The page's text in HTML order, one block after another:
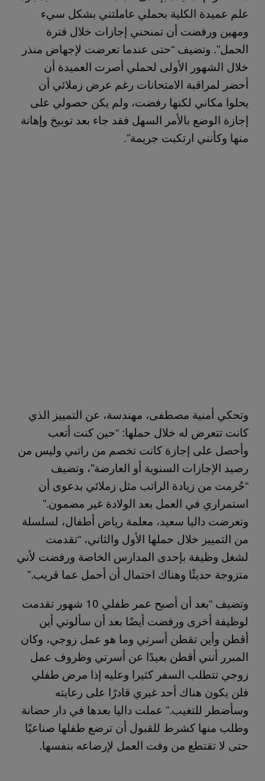
علم عميدة الكلية بحملي عاملتني بشكل سيء
ومهين ورفضت أن تمنحني إجازات خلال فترة
الحمل”. وتضيف “حتى عندما تعرضت لإجهاض منذر
خلال الشهور الأولى لحملي أصرت العميدة أن
أحضر لمراقبة الامتحانات رغم عرض زملائي أن
يحلوا مكاني لكنها رفضت، ولم يكن حصولي على
إجازة الوضع بالأمر السهل فقد جاء بعد توبيخ وإهانة
منها وكأنني ارتكبت جريمة”.
وتحكي أمنية مصطفى، مهندسة، عن التمييز الذي
كانت تتعرض له خلال حملها: “حين كنت أتعب
وأحصل على إجازة كانت تخصم من راتبي وليس من
رصيد الإجازات السنوية أو العارضة”، وتضيف
“حُرمت من زيادة الراتب مثل زملائي بدعوى أن
استمراري في العمل بعد الولادة غير مضمون.”
وتعرضت داليا سعيد، معلمة رياض أطفال، لسلسلة
من التمييز خلال حملها الأول والثاني، “تقدمت
لشغل وظيفة بإحدى المدارس الخاصة ورفضت لأني
متزوجة حديثًا وهناك احتمال أن أحمل عما قريب.”
وتضيف “بعد أن أصبح عمر طفلي 10 شهور تقدمت
لوظيفة أخرى ورفضت أيضًا بعد أن سألوني أين
أقطن وأين تقطن أسرتي وما هو عمل زوجي، وكان
المبرر أنني أقطن بعيدًا عن أسرتي وظروف عمل
زوجي تتطلب السفر كثيرا وعليه إذا مرض طفلي
فلن يكون هناك أحد غيري قادرًا على رعايته
وسأضطر للتغيب.” عملت داليا بعدها في دار حضانة
وطلب منها كشرط للقبول أن ترضع طفلها صناعيًا
حتى لا تقتطع من وقت العمل لإرضاعه بنفسها.